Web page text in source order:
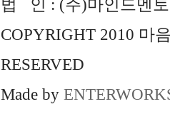
법 인 : (주)마인드멘토
COPYRIGHT 2010 마
RESERVED
Made by